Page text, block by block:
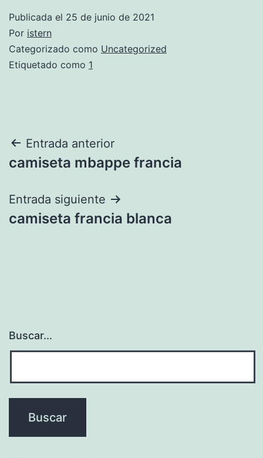
Publicada el 25 de junio de 2021
Por istern
Categorizado como Uncategorized
Etiquetado como 1
Navegación
de
entradas
Entrada anterior
camiseta mbappe francia
Entrada siguiente
camiseta francia blanca
Buscar...